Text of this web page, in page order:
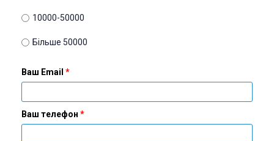
10000-50000
Більше 50000
Ваш Email
Ваш телефон